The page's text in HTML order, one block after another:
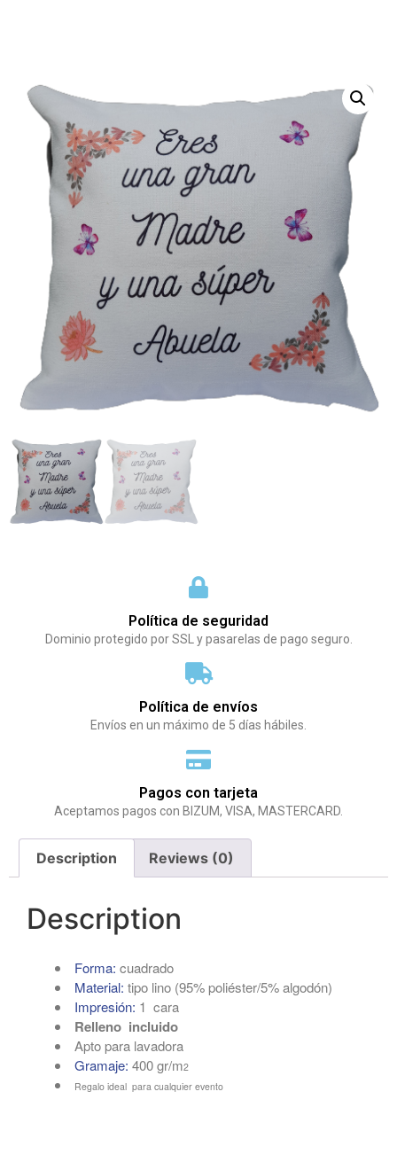
Política de seguridad
Dominio protegido por SSL y pasarelas de pago seguro.
Política de envíos
Envíos en un máximo de 5 días hábiles.
Pagos con tarjeta
Aceptamos pagos con BIZUM, VISA, MASTERCARD.
Description Reviews (0)
Description
Forma: cuadrado
Material: tipo lino (95% poliéster/5% algodón)
Impresión: 1 cara
Relleno incluido
Apto para lavadora
Gramaje: 400 gr/m2
Regalo ideal para cualquier evento